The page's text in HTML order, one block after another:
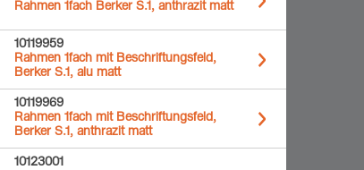
Rahmen 1fach Berker S.1, anthrazit matt
10119959
Rahmen 1fach mit Beschriftungsfeld,
Berker S.1, alu matt
10119969
Rahmen 1fach mit Beschriftungsfeld,
Berker S.1, anthrazit matt
10123001